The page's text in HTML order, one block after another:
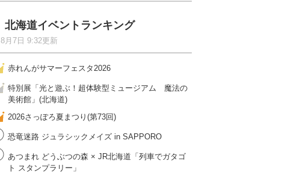
北海道イベントランキング
8月7日 9:32更新
赤れんがサマーフェスタ2026
特別展「光と遊ぶ！超体験型ミュージアム 魔法の
美術館」(北海道)
2026さっぽろ夏まつり(第73回)
恐竜迷路 ジュラシックメイズ in SAPPORO
あつまれ どうぶつの森 × JR北海道「列車でガタゴ
ト スタンプラリー」